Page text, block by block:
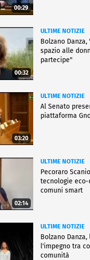
00:29
00:32
ULTIME NOTIZIE
Bolzano Danza,
spazio alle
partecipe"
03:20
ULTIME NOTIZIE
Al Senato
piattaforma
02:14
ULTIME NOTIZIE
Pecoraro
tecnologie
comuni smart
ULTIME NOTIZIE
Bolzano
l'impegno tra
comunità